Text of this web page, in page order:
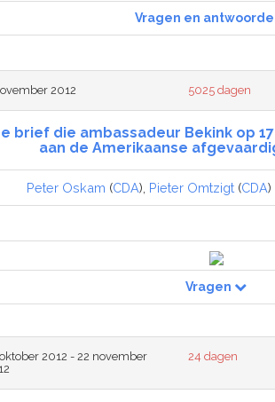
Vragen en
2012 5025 dagen
brief die ambassadeur Bekink op
aan de Amerikaanse
Peter Oskam (CDA), Pieter Omtzigt (CDA)
Vragen
2012 - 22 november
24 dagen